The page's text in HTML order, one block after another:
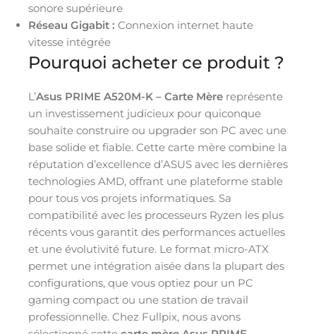
sonore supérieure
Réseau Gigabit : Connexion internet haute
vitesse intégrée
Pourquoi acheter ce produit ?
L’Asus PRIME A520M-K – Carte Mère représente
un investissement judicieux pour quiconque
souhaite construire ou upgrader son PC avec une
base solide et fiable. Cette carte mère combine la
réputation d’excellence d’ASUS avec les dernières
technologies AMD, offrant une plateforme stable
pour tous vos projets informatiques. Sa
compatibilité avec les processeurs Ryzen les plus
récents vous garantit des performances actuelles
et une évolutivité future. Le format micro-ATX
permet une intégration aisée dans la plupart des
configurations, que vous optiez pour un PC
gaming compact ou une station de travail
professionnelle. Chez Fullpix, nous avons